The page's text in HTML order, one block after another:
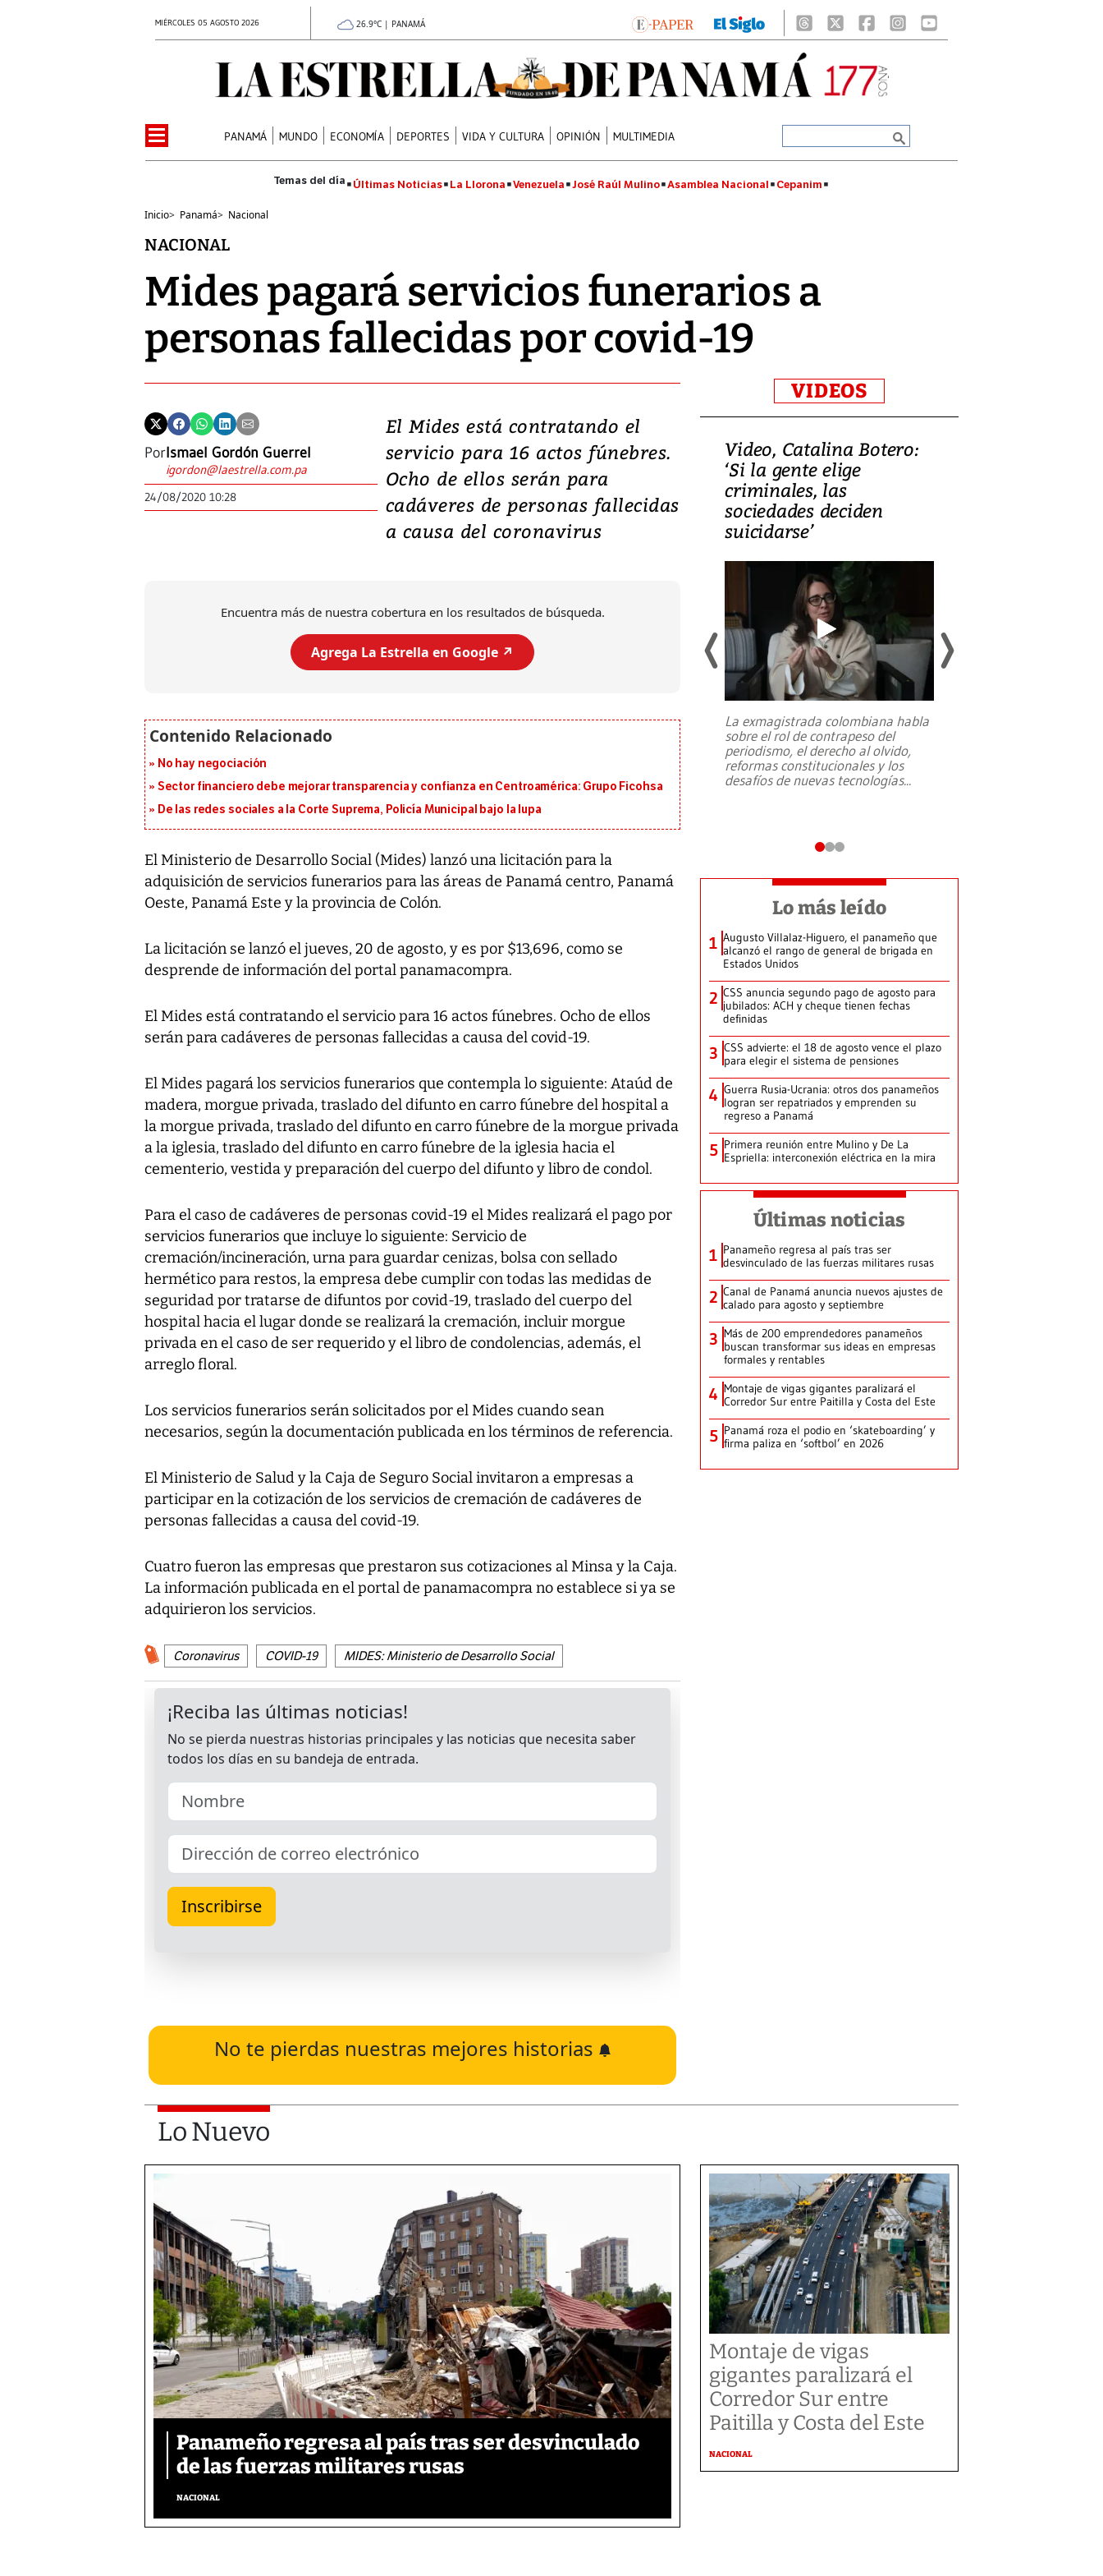
MIÉRCOLES 05 AGOSTO 2026 26.9°C | PANAMÁ
PANAMÁ MUNDO ECONOMÍA DEPORTES VIDA Y CULTURA OPINIÓN MULTIMEDIA
Últimas Noticias La Llorona Venezuela José Raúl Mulino Asamblea Nacional Cepanim
Inicio> Panamá> Nacional
NACIONAL
Mides pagará servicios funerarios a
personas fallecidas por covid-19
PorIsmael Gordón Guerrel
igordon@laestrella.com.pa
24/08/2020 10:28
El Mides está contratando el
servicio para 16 actos fúnebres.
Ocho de ellos serán para
cadáveres de personas fallecidas
a causa del coronavirus
Encuentra más de nuestra cobertura en los resultados de búsqueda.
Agrega La Estrella en Google ↗️
No hay negociación
Sector financiero debe mejorar transparencia y confianza en Centroamérica: Grupo Ficohsa
De las redes sociales a la Corte Suprema, Policía Municipal bajo la lupa
El Ministerio de Desarrollo Social (Mides) lanzó una licitación para la
adquisición de servicios funerarios para las áreas de Panamá centro, Panamá
Oeste, Panamá Este y la provincia de Colón.
La licitación se lanzó el jueves, 20 de agosto, y es por $13,696, como se
desprende de información del portal panamacompra.
El Mides está contratando el servicio para 16 actos fúnebres. Ocho de ellos
serán para cadáveres de personas fallecidas a causa del covid-19.
El Mides pagará los servicios funerarios que contempla lo siguiente: Ataúd de
madera, morgue privada, traslado del difunto en carro fúnebre del hospital a
la morgue privada, traslado del difunto en carro fúnebre de la morgue privada
a la iglesia, traslado del difunto en carro fúnebre de la iglesia hacia el
cementerio, vestida y preparación del cuerpo del difunto y libro de condol.
Para el caso de cadáveres de personas covid-19 el Mides realizará el pago por
servicios funerarios que incluye lo siguiente: Servicio de
cremación/incineración, urna para guardar cenizas, bolsa con sellado
hermético para restos, la empresa debe cumplir con todas las medidas de
seguridad por tratarse de difuntos por covid-19, traslado del cuerpo del
hospital hacia el lugar donde se realizará la cremación, incluir morgue
privada en el caso de ser requerido y el libro de condolencias, además, el
arreglo floral.
Los servicios funerarios serán solicitados por el Mides cuando sean
necesarios, según la documentación publicada en los términos de referencia.
El Ministerio de Salud y la Caja de Seguro Social invitaron a empresas a
participar en la cotización de los servicios de cremación de cadáveres de
personas fallecidas a causa del covid-19.
Cuatro fueron las empresas que prestaron sus cotizaciones al Minsa y la Caja.
La información publicada en el portal de panamacompra no establece si ya se
adquirieron los servicios.
Coronavirus COVID-19 MIDES: Ministerio de Desarrollo Social
No te pierdas nuestras mejores historias
VIDEOS
Video, Japón: Terremoto
deja heridos y graves
daños en Kumamoto
al sur de Japón, provocando una
Video, Catalina Botero:
‘Si la gente elige
criminales, las
sociedades deciden
suicidarse’
La exmagistrada colombiana habla
sobre el rol de contrapeso del
periodismo, el derecho al olvido,
reformas constitucionales y los
desafíos de nuevas tecnologías...
Lo más leído
1 Augusto Villalaz-Higuero, el panameño que
alcanzó el rango de general de brigada en
Estados Unidos
2 CSS anuncia segundo pago de agosto para
jubilados: ACH y cheque tienen fechas
definidas
3 CSS advierte: el 18 de agosto vence el plazo
para elegir el sistema de pensiones
4 Guerra Rusia-Ucrania: otros dos panameños
logran ser repatriados y emprenden su
regreso a Panamá
5 Primera reunión entre Mulino y De La
Espriella: interconexión eléctrica en la mira
Últimas noticias
1 Panameño regresa al país tras ser
desvinculado de las fuerzas militares rusas
2 Canal de Panamá anuncia nuevos ajustes de
calado para agosto y septiembre
3 Más de 200 emprendedores panameños
buscan transformar sus ideas en empresas
formales y rentables
4 Montaje de vigas gigantes paralizará el
Corredor Sur entre Paitilla y Costa del Este
5 Panamá roza el podio en ‘skateboarding’ y
firma paliza en ‘softbol’ en 2026
Lo Nuevo
Panameño regresa al país tras ser desvinculado
de las fuerzas militares rusas
NACIONAL
Montaje de vigas
gigantes paralizará el
Corredor Sur entre
Paitilla y Costa del Este
NACIONAL